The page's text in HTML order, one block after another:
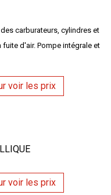
carburateurs, cylindres et
d'air. Pompe intégrale et
voir les prix
voir les prix